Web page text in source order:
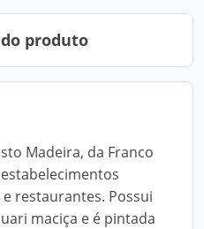
produto
Madeira, da Franco
restaurantes. Possui
maciça e é pintada